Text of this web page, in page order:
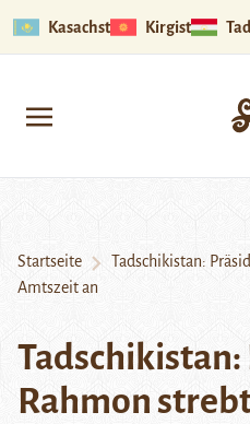
Kasachstan Kirgistan
Startseite
Tadschikistan:
Amtszeit an
Rahmon